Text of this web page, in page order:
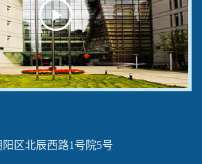
Play
Video
北辰西路1号院5号